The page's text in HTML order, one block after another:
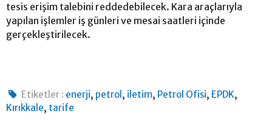
tesis erişim talebini reddedebilecek. Kara araçlarıyla
yapılan işlemler iş günleri ve mesai saatleri içinde
gerçekleştirilecek.
Etiketler : enerji, petrol , iletim, Petrol Ofisi, EPDK,
Kırıkkale, tarife